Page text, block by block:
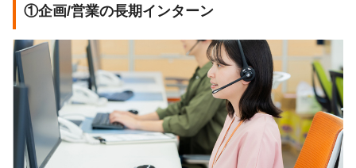
①企画/営業の長期インターン